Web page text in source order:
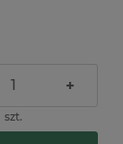
+
szt.